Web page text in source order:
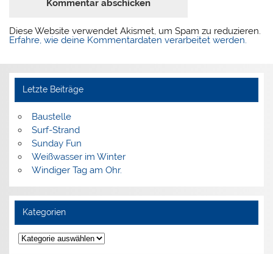
Diese Website verwendet Akismet, um Spam zu reduzieren.
Erfahre, wie deine Kommentardaten verarbeitet werden.
Letzte Beiträge
Baustelle
Surf-Strand
Sunday Fun
Weißwasser im Winter
Windiger Tag am Ohr.
Kategorien
Kategorien